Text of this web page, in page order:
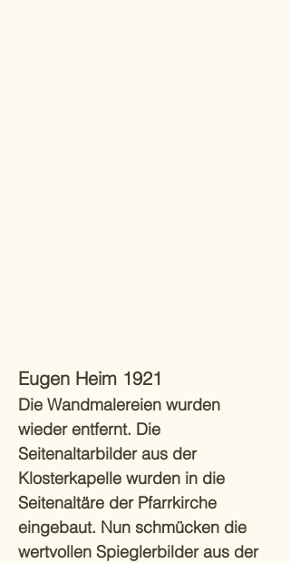
Eugen Heim 1921
Die Wandmalereien wurden
wieder entfernt. Die
Seitenaltarbilder aus der
Klosterkapelle wurden in die
Seitenaltäre der Pfarrkirche
eingebaut. Nun schmücken die
wertvollen Spieglerbilder aus der